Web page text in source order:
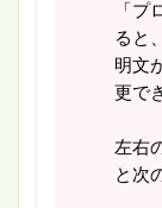
「プ
ると
明文
更で
左右
と次